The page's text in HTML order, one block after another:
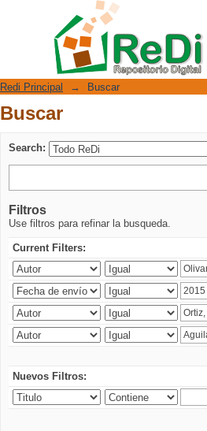
Repositorio Digital
Redi Principal → Buscar
Buscar
Search:
Filtros
Use filtros para refinar la busqueda.
Current Filters:
Nuevos Filtros: